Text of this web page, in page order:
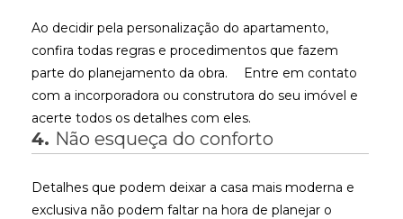
Ao decidir pela personalização do apartamento,
confira todas regras e procedimentos que fazem
parte do planejamento da obra.
Entre em contato
com a incorporadora ou construtora do seu imóvel e
acerte todos os detalhes com eles.
4. Não esqueça do conforto
Detalhes que podem deixar a casa mais moderna e
exclusiva não podem faltar na hora de planejar o